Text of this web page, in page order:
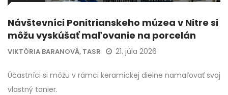
Návštevníci Ponitrianskeho múzea v Nitre si
môžu vyskúšať maľovanie na porcelán
VIKTÓRIA BARANOVÁ, TASR 21. júla 2026
Účastníci si môžu v rámci keramickej dielne namaľovať svoj
vlastný tanier.